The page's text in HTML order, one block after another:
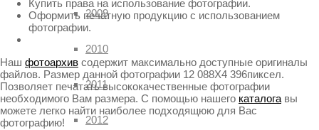
2009
2010
2011
2012
Купить права на использование фотографии.
Оформить печатную продукцию с использованием
фотографии.
Наш фотоархив содержит максимально доступные оригиналы
файлов. Размер данной фотографии 12 088X4 396пиксел.
Позволяет печатать высококачественные фотографии
необходимого Вам размера. С помощью нашего каталога вы
можете легко найти наиболее подходящюю для Вас
фотографию!